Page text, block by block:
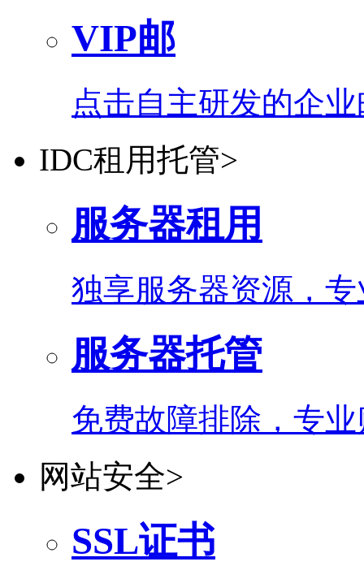
VIP邮
点击自主研发的企
IDC租用托管>
服务器租用
独享服务器资源，
服务器托管
免费故障排除，专
网站安全>
SSL证书